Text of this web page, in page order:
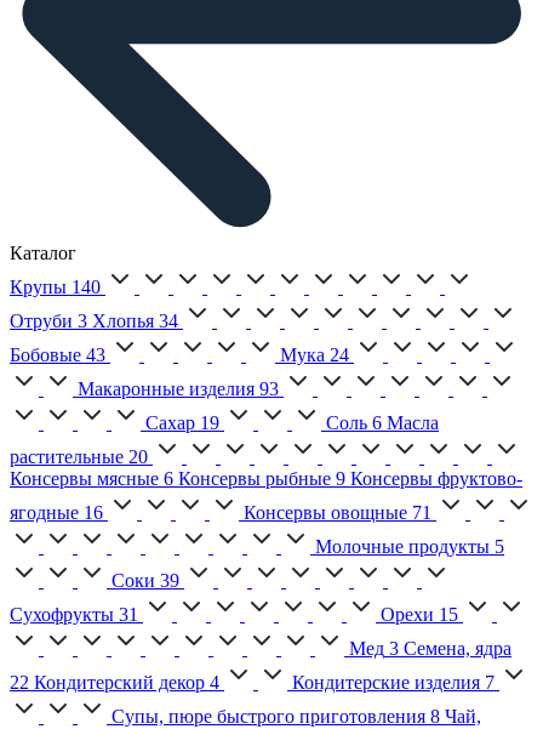
Каталог
Крупы 140
Отруби 3 Хлопья 34
Бобовые 43 Мука 24
Макаронные изделия 93
Сахар 19 Соль 6 Масла
растительные 20
Консервы мясные 6 Консервы рыбные 9 Консервы фруктово-
ягодные 16 Консервы овощные 71
Молочные продукты 5
Соки 39
Сухофрукты 31 Орехи 15
Мед 3 Семена, ядра
22 Кондитерский декор 4 Кондитерские изделия 7
Супы, пюре быстрого приготовления 8 Чай,